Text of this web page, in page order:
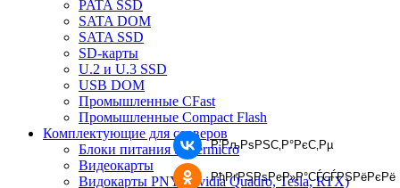
PATA SSD
SATA DOM
SATA SSD
SD-карты
U.2 и U.3 SSD
USB DOM
Промышленные CFast
Промышленные Compact Flash
Комплектующие для серверов
Блоки питания Supermicro
Видеокарты
Видокарты PNY (Nvidia Quadro, Tesla, RTX)
Р’РљРѕРЅС‚Р°РєС‚Рµ
РћРґРЅРѕРєР»Р°СЃСЃРЅРёРєРё